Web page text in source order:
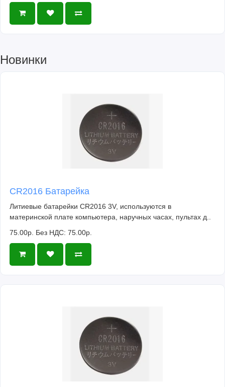
Новинки
CR2016 Батарейка
Литиевые батарейки CR2016 3V, используются в
материнской плате компьютера, наручных часах, пультах д..
75.00р. Без НДС: 75.00р.